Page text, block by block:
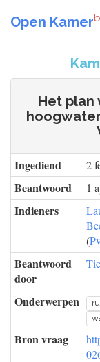
Open Kamer
Het plan
Ingediend 2
Beantwoord 1
Indieners
(
Beantwoord
door
Onderwerpen
Bron vraag